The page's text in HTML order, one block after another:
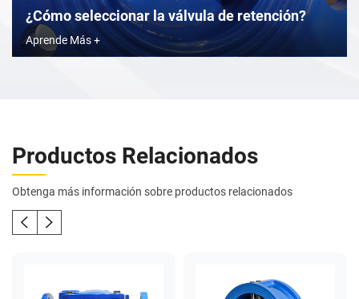
¿Cómo seleccionar la válvula de retención?
Aprende Más +
Productos Relacionados
Obtenga más información sobre productos relacionados